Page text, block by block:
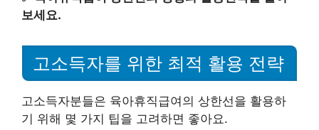
보세요.
고소득자를 위한 최적 활용 전략
고소득자분들은 육아휴직급여의 상한선을 활용하
기 위해 몇 가지 팁을 고려하면 좋아요.